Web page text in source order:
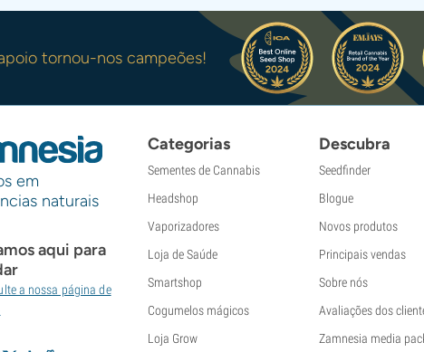
tornou-nos campeões!
em
naturais
aqui para
a nossa página de
Categorias
Sementes de Cannabis
Headshop
Vaporizadores
Loja de Saúde
Smartshop
Cogumelos mágicos
Loja Grow
Descubra
Seedfinder
Blogue
Novos produtos
Principais vendas
Sobre nós
Avaliações dos
Zamnesia media